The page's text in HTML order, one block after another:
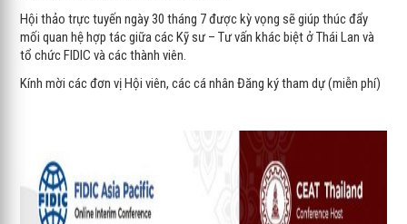
Hội thảo trực tuyến ngày 30 tháng 7 được kỳ vọng sẽ giúp thúc đẩy
mối quan hệ hợp tác giữa các Kỹ sư – Tư vấn khác biệt ở Thái Lan và
tổ chức FIDIC và các thành viên.
Kính mời các đơn vị Hội viên, các cá nhân Đăng ký tham dự (miễn phí)